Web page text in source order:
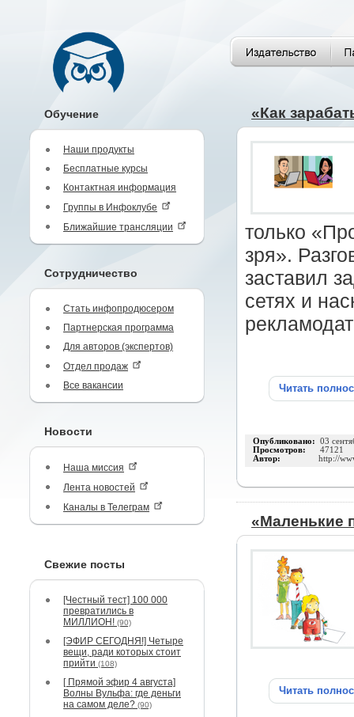
Обучение
Наши продукты
Бесплатные курсы
Контактная информация
Группы в Инфоклубе
Ближайшие трансляции
Сотрудничество
Стать инфопродюсером
Партнерская программа
Для авторов (экспертов)
Отдел продаж
Все вакансии
Новости
Наша миссия
Лента новостей
Каналы в Телеграм
Свежие посты
[Честный тест] 100 000
превратились в
МИЛЛИОН! (90)
[ЭФИР СЕГОДНЯ!] Четыре
вещи, ради которых стоит
прийти (108)
[ Прямой эфир 4 августа]
Волны Вульфа: где деньги
на самом деле? (90)
«Как
только
зря».
заставил
сетях и
Читать
Опубликовано: 03
Просмотров: 47121
Автор: http://
«Маленькие
Читать